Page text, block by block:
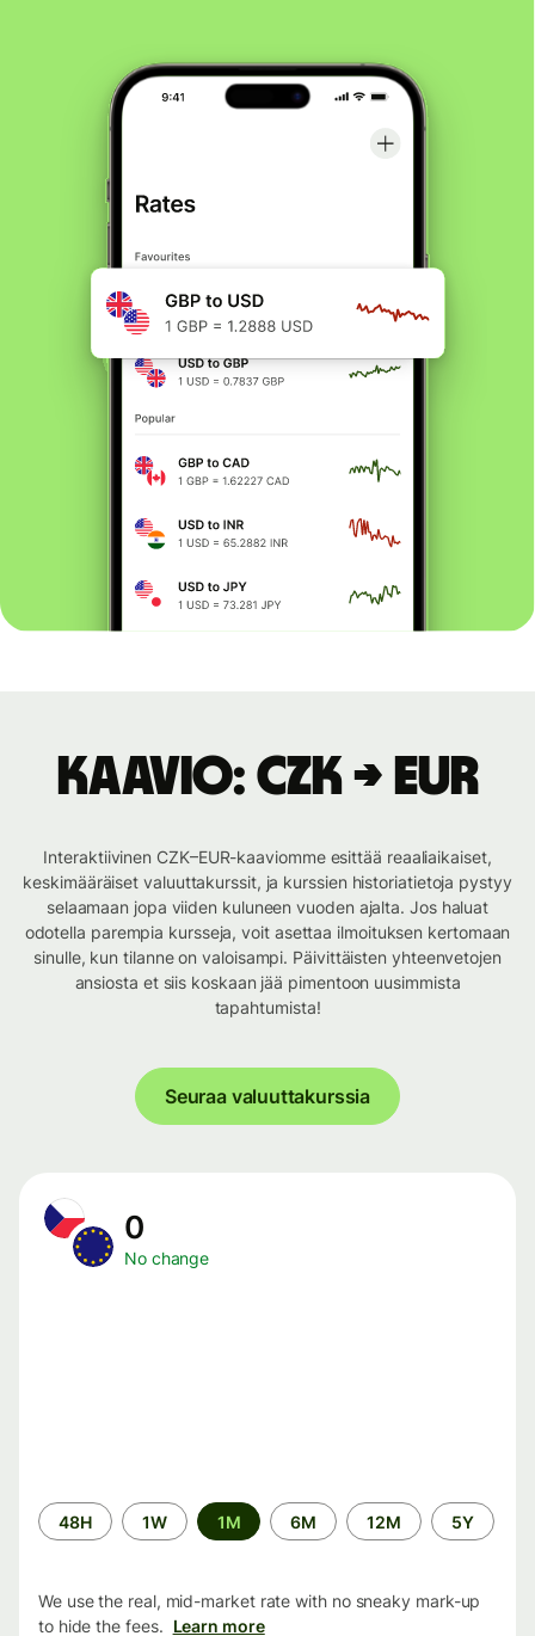
Kaavio: CZK → EUR
Interaktiivinen CZK–EUR-kaaviomme esittää reaaliaikaiset,
keskimääräiset valuuttakurssit, ja kurssien historiatietoja pystyy
selaamaan jopa viiden kuluneen vuoden ajalta. Jos haluat
odotella parempia kursseja, voit asettaa ilmoituksen kertomaan
sinulle, kun tilanne on valoisampi. Päivittäisten yhteenvetojen
ansiosta et siis koskaan jää pimentoon uusimmista
tapahtumista!
Seuraa valuuttakurssia
0
No change
Time
period
48H 1W 1M 6M 12M 5Y
We use the real, mid-market rate with no sneaky mark-up
to hide the fees. Learn more